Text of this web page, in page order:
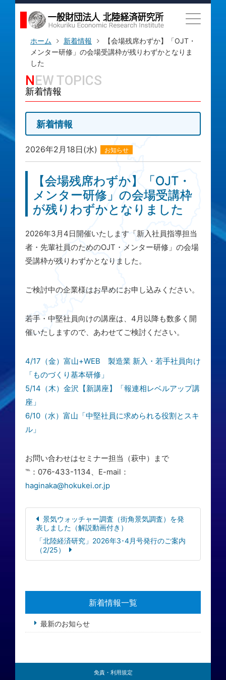
ホーム 新着情報
【会場残席わずか】「OJT・
メンター研修」の会場受講枠が残りわずかとなりま
した
NEW TOPICS
新着情報
新着情報
2026年2月18日(水) お知らせ
【会場残席わずか】「OJT・
メンター研修」の会場受講枠
が残りわずかとなりました
2026年3月4日開催いたします「新入社員指導担当
者・先輩社員のためのOJT・メンター研修」の会場
受講枠が残りわずかとなりました。
ご検討中の企業様はお早めにお申し込みください。
若手・中堅社員向けの講座は、4月以降も数多く開
催いたしますので、あわせてご検討ください。
4/17（金）富山+WEB 製造業 新入・若手社員向け
「ものづくり基本研修」
5/14（木）金沢【新講座】「報連相レベルアップ講
座」
6/10（水）富山「中堅社員に求められる役割とスキ
ル」
お問い合わせはセミナー担当（萩中）まで
℡：076-433-1134、E-mail：
haginaka@hokukei.or.jp
景気ウォッチャー調査（街角景気調査）を発
表しました（解説動画付き）
「北陸経済研究」2026年3･4月号発行のご案内
（2/25）
新着情報一覧
最新のお知らせ
免責・利用規定